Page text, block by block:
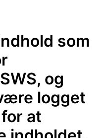
som
og
logget
at